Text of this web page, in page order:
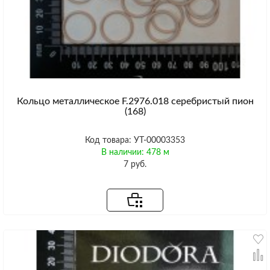
Кольцо металлическое F.2976.018 серебристый пион
(168)
Код товара: УТ-00003353
В наличии: 478 м
7 руб.